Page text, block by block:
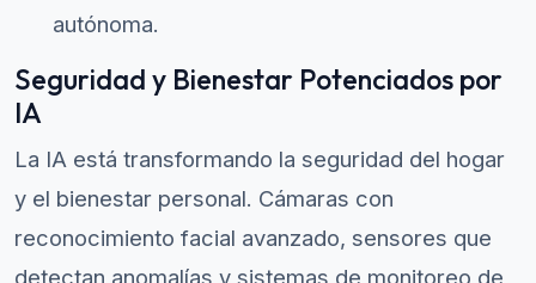
autónoma.
Seguridad y Bienestar Potenciados por
IA
La IA está transformando la seguridad del hogar
y el bienestar personal. Cámaras con
reconocimiento facial avanzado, sensores que
detectan anomalías y sistemas de monitoreo de